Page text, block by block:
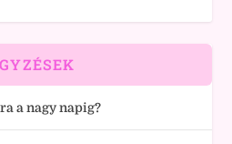
a nagy napig?